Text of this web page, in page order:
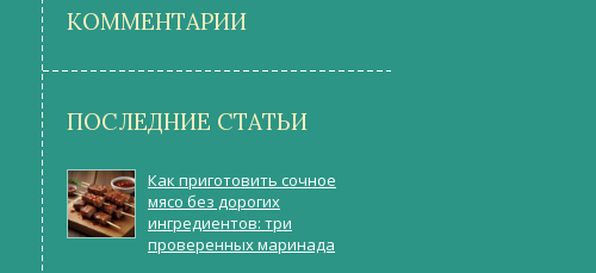
КОММЕНТАРИИ
ПОСЛЕДНИЕ СТАТЬИ
Как приготовить сочное
мясо без дорогих
ингредиентов: три
проверенных маринада